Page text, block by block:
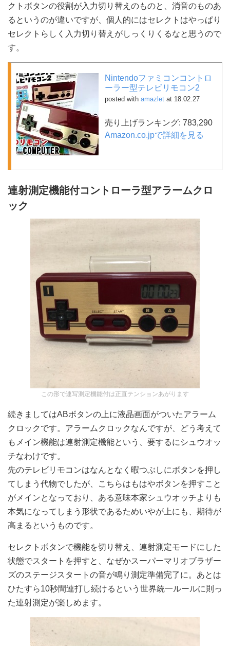
クトボタンの役割が入力切り替えのものと、消音のものあ
るというのが違いですが、個人的にはセレクトはやっぱり
セレクトらしく入力切り替えがしっくりくるなと思うので
す。
Nintendoファミコンコントロ
ーラー型テレビリモコン2
posted with amazlet at 18.02.27
売り上げランキング: 783,290
Amazon.co.jpで詳細を見る
連射測定機能付コントローラ型アラームクロ
ック
この形で連写測定機能付は正直テンションあがります
続きましてはABボタンの上に液晶画面がついたアラーム
クロックです。アラームクロックなんですが、どう考えて
もメイン機能は連射測定機能という、要するにシュウオッ
チなわけです。
先のテレビリモコンはなんとなく暇つぶしにボタンを押し
てしまう代物でしたが、こちらはもはやボタンを押すこと
がメインとなっており、ある意味本家シュウオッチよりも
本気になってしまう形状であるためいやが上にも、期待が
高まるというものです。
セレクトボタンで機能を切り替え、連射測定モードにした
状態でスタートを押すと、なぜかスーパーマリオブラザー
ズのステージスタートの音が鳴り測定準備完了に。あとは
ひたすら10秒間連打し続けるという世界統一ルールに則っ
た連射測定が楽しめます。